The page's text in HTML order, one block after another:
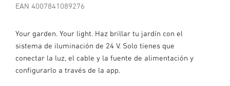
EAN 4007841089276
Your garden. Your light. Haz brillar tu jardín con el
sistema de iluminación de 24 V. Solo tienes que
conectar la luz, el cable y la fuente de alimentación y
configurarlo a través de la app.